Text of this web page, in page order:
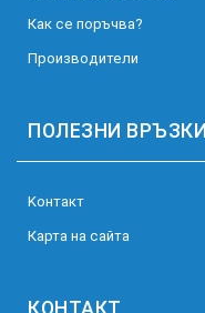
Как се поръчва?
Производители
ПОЛЕЗНИ ВРЪЗКИ
Kонтакт
Карта на сайта
КОНТАКТ